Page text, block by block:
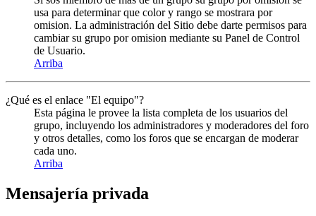
usa para determinar que color y rango se mostrara por
omision. La administración del Sitio debe darte permisos para
cambiar su grupo por omision mediante su Panel de Control
de Usuario.
Arriba
¿Qué es el enlace "El equipo"?
Esta página le provee la lista completa de los usuarios del
grupo, incluyendo los administradores y moderadores del foro
y otros detalles, como los foros que se encargan de moderar
cada uno.
Arriba
Mensajería privada